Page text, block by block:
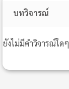
บทวิจารณ์
ยังไม่มีคำวิจารณ์ใดๆ